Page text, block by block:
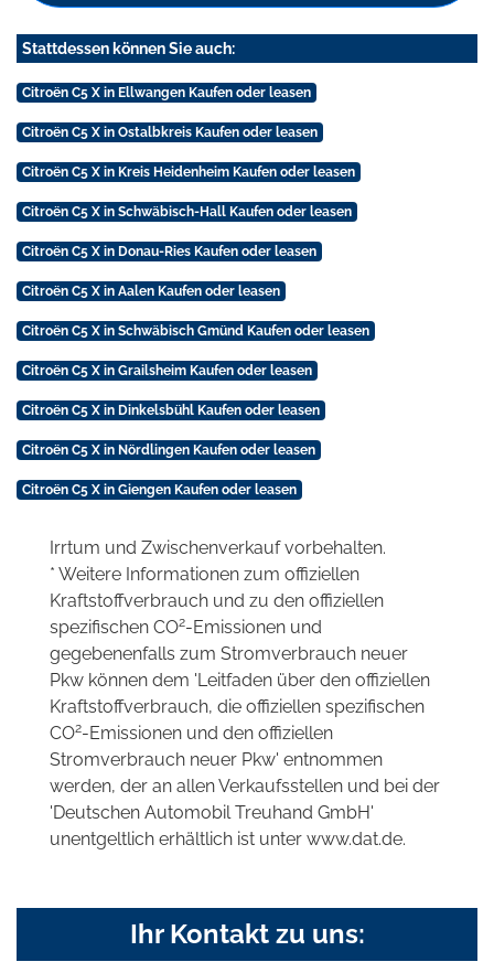
Stattdessen können Sie auch:
Citroën C5 X in Ellwangen Kaufen oder leasen
Citroën C5 X in Ostalbkreis Kaufen oder leasen
Citroën C5 X in Kreis Heidenheim Kaufen oder leasen
Citroën C5 X in Schwäbisch-Hall Kaufen oder leasen
Citroën C5 X in Donau-Ries Kaufen oder leasen
Citroën C5 X in Aalen Kaufen oder leasen
Citroën C5 X in Schwäbisch Gmünd Kaufen oder leasen
Citroën C5 X in Grailsheim Kaufen oder leasen
Citroën C5 X in Dinkelsbühl Kaufen oder leasen
Citroën C5 X in Nördlingen Kaufen oder leasen
Citroën C5 X in Giengen Kaufen oder leasen
Irrtum und Zwischenverkauf vorbehalten.
* Weitere Informationen zum offiziellen
Kraftstoffverbrauch und zu den offiziellen
spezifischen CO2-Emissionen und
gegebenenfalls zum Stromverbrauch neuer
Pkw können dem 'Leitfaden über den offiziellen
Kraftstoffverbrauch, die offiziellen spezifischen
CO2-Emissionen und den offiziellen
Stromverbrauch neuer Pkw' entnommen
werden, der an allen Verkaufsstellen und bei der
'Deutschen Automobil Treuhand GmbH'
unentgeltlich erhältlich ist unter www.dat.de.
Ihr Kontakt zu uns: